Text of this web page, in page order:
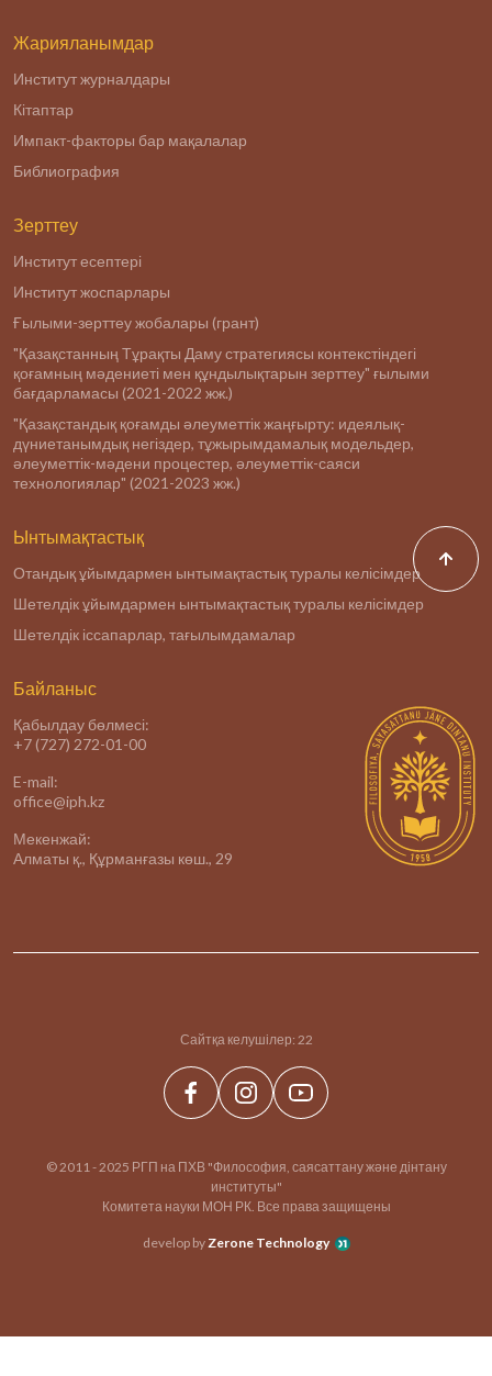
Жарияланымдар
Институт журналдары
Кітаптар
Импакт-факторы бар мақалалар
Библиография
Зерттеу
Институт есептері
Институт жоспарлары
Ғылыми-зерттеу жобалары (грант)
"Қазақстанның Тұрақты Даму стратегиясы контекстіндегі
қоғамның мәдениеті мен құндылықтарын зерттеу" ғылыми
бағдарламасы (2021-2022 жж.)
"Қазақстандық қоғамды әлеуметтік жаңғырту: идеялық-
дүниетанымдық негіздер, тұжырымдамалық модельдер,
әлеуметтік-мәдени процестер, әлеуметтік-саяси
технологиялар" (2021-2023 жж.)
Ынтымақтастық
Отандық ұйымдармен ынтымақтастық туралы келісімдер
Шетелдік ұйымдармен ынтымақтастық туралы келісімдер
Шетелдік іссапарлар, тағылымдамалар
Байланыс
Қабылдау бөлмесі:
+7 (727) 272-01-00
E-mail:
office@iph.kz
Мекенжай:
Алматы қ., Құрманғазы көш., 29
Сайтқа келушілер: 22
© 2011 - 2025 РГП на ПХВ "Философия, саясаттану және дінтану
институты"
Комитета науки МОН РК. Все права защищены
develop byZerone Technology